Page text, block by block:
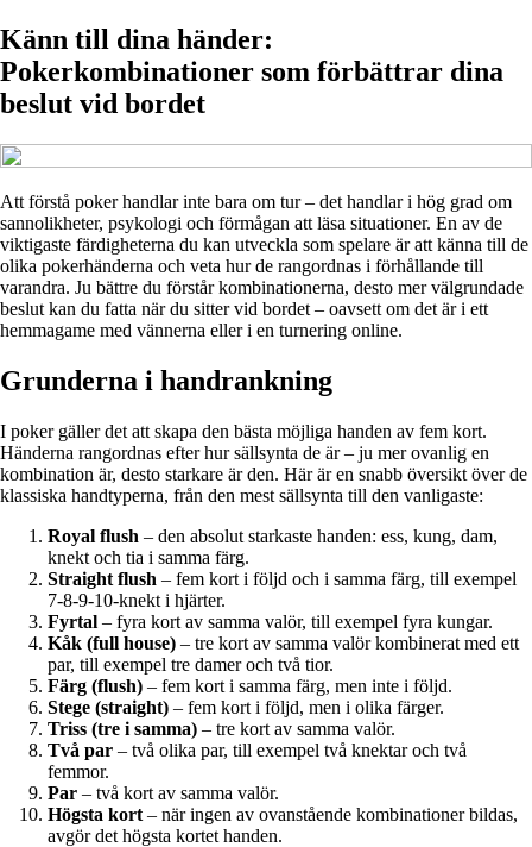
Känn till dina händer:
Pokerkombinationer som förbättrar dina
beslut vid bordet
Att förstå poker handlar inte bara om tur – det handlar i hög grad om
sannolikheter, psykologi och förmågan att läsa situationer. En av de
viktigaste färdigheterna du kan utveckla som spelare är att känna till de
olika pokerhänderna och veta hur de rangordnas i förhållande till
varandra. Ju bättre du förstår kombinationerna, desto mer välgrundade
beslut kan du fatta när du sitter vid bordet – oavsett om det är i ett
hemmagame med vännerna eller i en turnering online.
Grunderna i handrankning
I poker gäller det att skapa den bästa möjliga handen av fem kort.
Händerna rangordnas efter hur sällsynta de är – ju mer ovanlig en
kombination är, desto starkare är den. Här är en snabb översikt över de
klassiska handtyperna, från den mest sällsynta till den vanligaste:
Royal flush – den absolut starkaste handen: ess, kung, dam,
knekt och tia i samma färg.
Straight flush – fem kort i följd och i samma färg, till exempel
7-8-9-10-knekt i hjärter.
Fyrtal – fyra kort av samma valör, till exempel fyra kungar.
Kåk (full house) – tre kort av samma valör kombinerat med ett
par, till exempel tre damer och två tior.
Färg (flush) – fem kort i samma färg, men inte i följd.
Stege (straight) – fem kort i följd, men i olika färger.
Triss (tre i samma) – tre kort av samma valör.
Två par – två olika par, till exempel två knektar och två
femmor.
Par – två kort av samma valör.
Högsta kort – när ingen av ovanstående kombinationer bildas,
avgör det högsta kortet handen.